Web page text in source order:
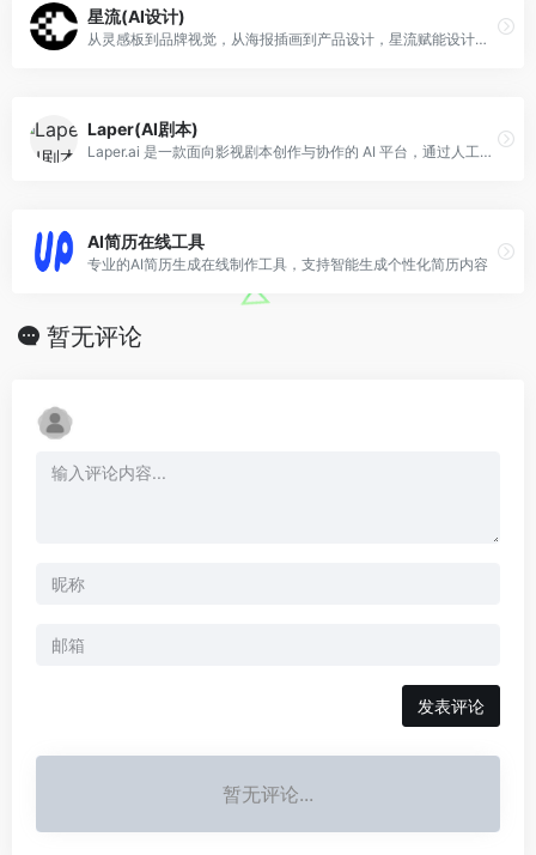
星流(AI设计)
从灵感板到品牌视觉，从海报插画到产品设计，星流赋能设计师打破边界，让每一个创意精准落地。
Laper(AI剧本)
Laper.ai 是一款面向影视剧本创作与协作的 AI 平台，通过人工智能辅助编剧从创意构思到结构化剧本输出，提供剧情管理、场景划分等工具，同时支持多人实时协同编辑与团队协作，帮助影视创作者和制作团队提升创作效率并优化创作流程。
AI简历在线工具
专业的AI简历生成在线制作工具，支持智能生成个性化简历内容
暂无评论
发表评论
暂无评论...